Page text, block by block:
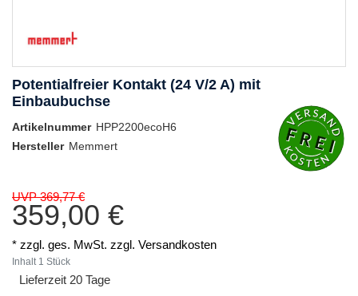
Potentialfreier Kontakt (24 V/2 A) mit
Einbaubuchse
Artikelnummer HPP2200ecoH6
Hersteller Memmert
UVP 369,77 €
359,00 €
* zzgl. ges. MwSt. zzgl. Versandkosten
Inhalt 1 Stück
Lieferzeit 20 Tage